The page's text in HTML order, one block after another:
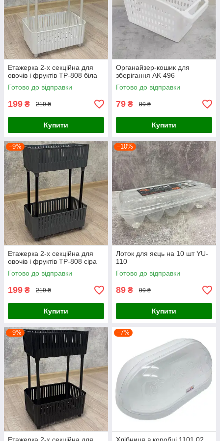
Етажерка 2-х секційна для
овочів і фруктів TP-808 біла
Готово до відправки
199 ₴ 219 ₴
Купити
Органайзер-кошик для
зберігання AK 496
Готово до відправки
79 ₴ 89 ₴
Купити
–9%
Етажерка 2-х секційна для
овочів і фруктів TP-808 сіра
Готово до відправки
199 ₴ 219 ₴
Купити
–10%
Лоток для яєць на 10 шт YU-
110
Готово до відправки
89 ₴ 99 ₴
Купити
–9% –7%